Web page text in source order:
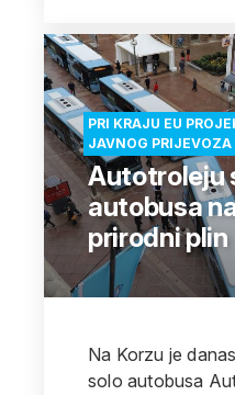
PRI KRAJU EU
JAVNOG PRIJEVOZA
Autotroleju
autobusa
prirodni plin
Na Korzu je
solo autobusa